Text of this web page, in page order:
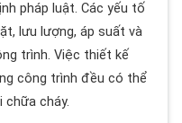
pháp luật. Các yếu tố
lưu lượng, áp suất và
trình. Việc thiết kế
công trình đều có thể
cháy.